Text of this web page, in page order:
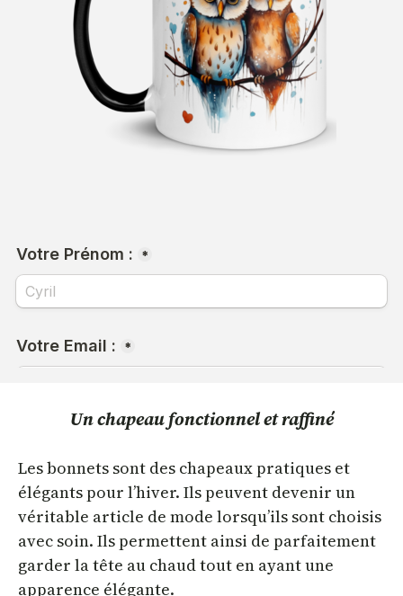
Un chapeau fonctionnel et raffiné
Les bonnets sont des chapeaux pratiques et
élégants pour l’hiver. Ils peuvent devenir un
véritable article de mode lorsqu’ils sont choisis
avec soin. Ils permettent ainsi de parfaitement
garder la tête au chaud tout en ayant une
apparence élégante.